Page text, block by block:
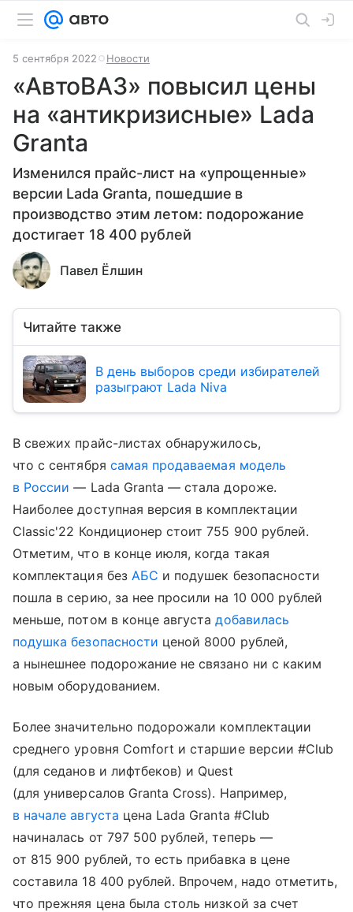
5 сентября 2022 Новости
«АвтоВАЗ» повысил цены
на «антикризисные» Lada
Granta
Изменился прайс-лист на «упрощенные»
версии Lada Granta, пошедшие в
производство этим летом: подорожание
достигает 18 400 рублей
Павел Ёлшин
Читайте также
В день выборов среди избирателей
разыграют Lada Niva
В свежих прайс-листах обнаружилось,
что с сентября самая продаваемая модель
в России — Lada Granta — стала дороже.
Наиболее доступная версия в комплектации
Classic'22 Кондиционер стоит 755 900 рублей.
Отметим, что в конце июля, когда такая
комплектация без АБС и подушек безопасности
пошла в серию, за нее просили на 10 000 рублей
меньше, потом в конце августадобавилась
подушка безопасности ценой 8000 рублей,
а нынешнее подорожание не связано ни с каким
новым оборудованием.
Более значительно подорожали комплектации
среднего уровня Comfort и старшие версии #Club
(для седанов и лифтбеков) и Quest
(для универсалов Granta Cross). Например,
в начале августа цена Lada Granta #Club
начиналась от 797 500 рублей, теперь —
от 815 900 рублей, то есть прибавка в цене
составила 18 400 рублей. Впрочем, надо отметить,
что прежняя цена была столь низкой за счет